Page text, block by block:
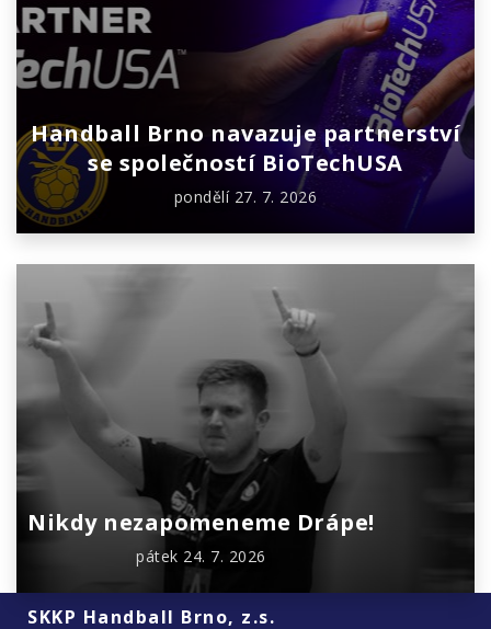
Handball Brno navazuje partnerství
se společností BioTechUSA
pondělí 27. 7. 2026
Nikdy nezapomeneme Drápe!
pátek 24. 7. 2026
SKKP Handball Brno, z.s.